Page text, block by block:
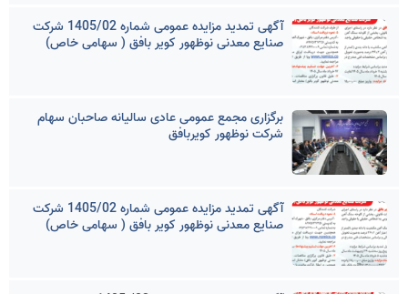
آگهی تمدید مزایده عمومی شماره 1405/02 شرکت
صنایع معدنی نوظهور کویر بافق ( سهامی خاص)
برگزاری مجمع عمومی عادی سالیانه صاحبان سهام
شرکت نوظهور کویربافق
آگهی تمدید مزایده عمومی شماره 1405/02 شرکت
صنایع معدنی نوظهور کویر بافق ( سهامی خاص)